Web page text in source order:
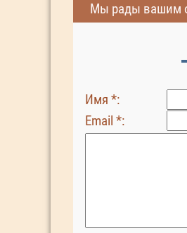
Мы рады вашим
Имя *:
Email *: